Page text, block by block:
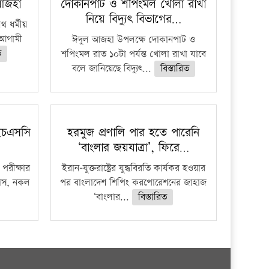
দোকানপাট ও শপিংমল খোলা রাখা
নিয়ে বিদ্যুৎ বিভাগের…
ঈদুল আজহা উপলক্ষে দোকানপাট ও
শপিংমল রাত ১০টা পর্যন্ত খোলা রাখা যাবে
বলে জানিয়েছে বিদ্যুৎ...
বিস্তারিত
নকল
হরমুজ প্রণালি পার হতে পারেনি
‘বাংলার জয়যাত্রা’, ফিরে…
ইরান-যুক্তরাষ্ট্রের যুদ্ধবিরতি কার্যকর হওয়ার
পর বাংলাদেশ শিপিং করপোরেশনের জাহাজ
‘বাংলার...
বিস্তারিত